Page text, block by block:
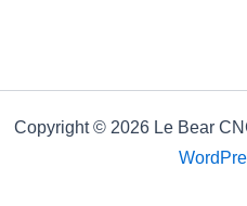
Copyright © 2026 Le Bear